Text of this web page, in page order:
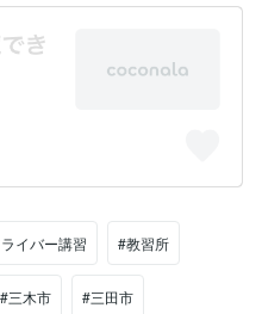
イバー講習 #教習所
#三木市 #三田市